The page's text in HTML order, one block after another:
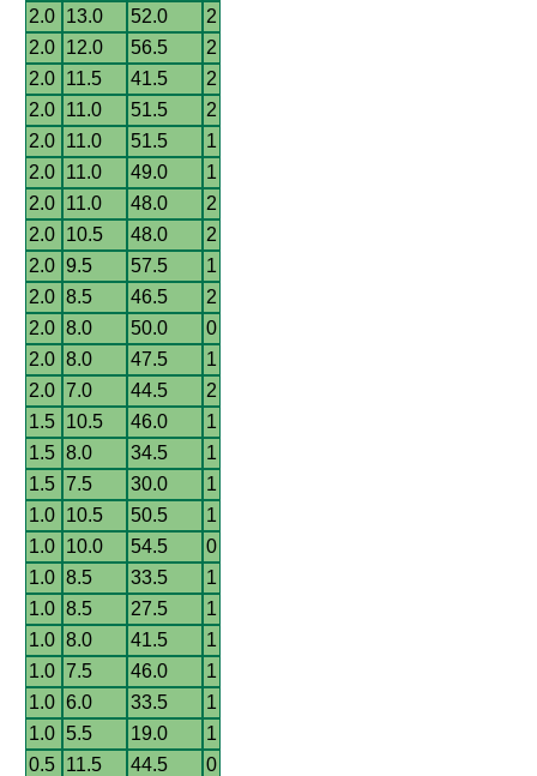
2.0
13.0 52.0
2
2.0
12.0 56.5
2
2.0
11.5 41.5
2
2.0
11.0 51.5
2
2.0
11.0 51.5
1
2.0
11.0 49.0
1
2.0
11.0 48.0
2
2.0
10.5 48.0
2
2.0 9.5 57.5
1
2.0 8.5 46.5
2
2.0 8.0 50.0
0
2.0 8.0 47.5
1
2.0 7.0 44.5
2
1.5
10.5 46.0
1
1.5 8.0 34.5
1
1.5 7.5 30.0
1
1.0
10.5 50.5
1
1.0
10.0 54.5
0
1.0 8.5 33.5
1
1.0 8.5 27.5
1
1.0 8.0 41.5
1
1.0 7.5 46.0
1
1.0 6.0 33.5
1
1.0 5.5 19.0
1
0.5
11.5 44.5
0